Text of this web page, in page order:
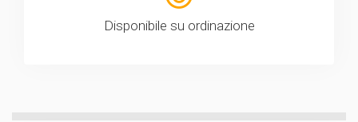
Disponibile su ordinazione